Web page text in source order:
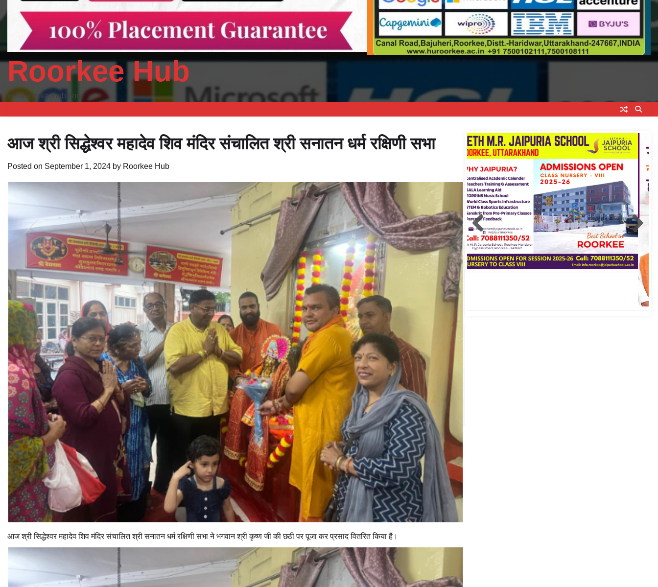
Roorkee Hub
www.roorkeehub.com
आज श्री सिद्धेश्वर महादेव शिव मंदिर संचालित श्री सनातन धर्म रक्षिणी सभा
Posted on September 1, 2024 by Roorkee Hub
आज श्री सिद्धेश्वर महादेव शिव मंदिर संचालित श्री सनातन धर्म रक्षिणी सभा ने भगवान श्री कृष्ण जी की छठी पर पूजा कर प्रसाद वितरित किया है।